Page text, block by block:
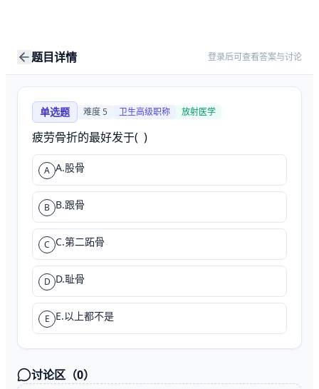
题目详情 登录后可查看答案与讨论
单选题 难度5 卫生高级职称 放射医学
疲劳骨折的最好发于(  )
A A.股骨
B B.跟骨
C C.第二跖骨
D D.耻骨
E E.以上都不是
讨论区（0）